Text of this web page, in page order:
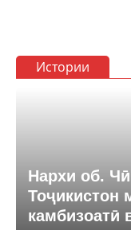
Истории
Нархи об.
Тоҷикистон
камбизоатӣ